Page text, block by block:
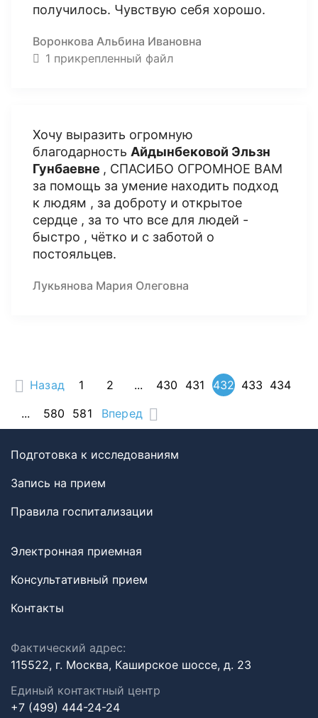
получилось. Чувствую себя хорошо.
Воронкова Альбина Ивановна
1 прикрепленный файл
Хочу выразить огромную
благодарность Айдынбековой Эльзн
Гунбаевне , СПАСИБО ОГРОМНОЕ ВАМ
за помощь за умение находить подход
к людям , за доброту и открытое
сердце , за то что все для людей -
быстро , чётко и с заботой о
постояльцев.
Лукьянова Мария Олеговна
Назад 1 2 ... 430 431 432 433 434
...
580 581 Вперед
Подготовка к исследованиям
Запись на прием
Правила госпитализации
Электронная приемная
Консультативный прием
Контакты
Фактический адрес:
115522, г. Москва, Каширское шоссе, д. 23
Единый контактный центр
+7 (499) 444-24-24